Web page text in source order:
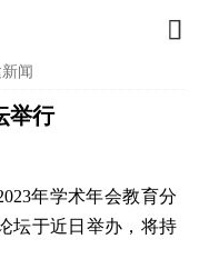

闻
举行
年学术年会教育分
坛于近日举办，将持